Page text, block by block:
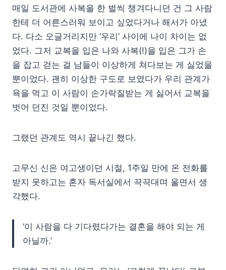
매일 도서관에 사복을 한 벌씩 챙겨다니던 건 그 사람
한테 더 어른스러워 보이고 싶었다거나 해서가 아녔
다. 다소 오글거리지만 ‘우리’ 사이에 나이 차이는 없
었다. 그저 교복을 입은 나와 사복(!)을 입은 그가 손
을 잡고 걷는 걸 남들이 이상하게 쳐다보는 게 싫었을
뿐이었다. 괜히 이상한 구도로 보였다가 우리 관계가
욕을 먹고 이 사람이 손가락질받는 게 싫어서 교복을
벗어 던진 것일 뿐이었다.
그랬던 관계도 역시 끝나긴 했다.
고무신 신은 여고생이던 시절, 1주일 만에 온 전화를
받지 못하고는 혼자 독서실에서 끅끅대며 울면서 생
각했다.
‘이 사람을 다 기다렸다가는 결혼을 해야 되는 게
아닐까.’